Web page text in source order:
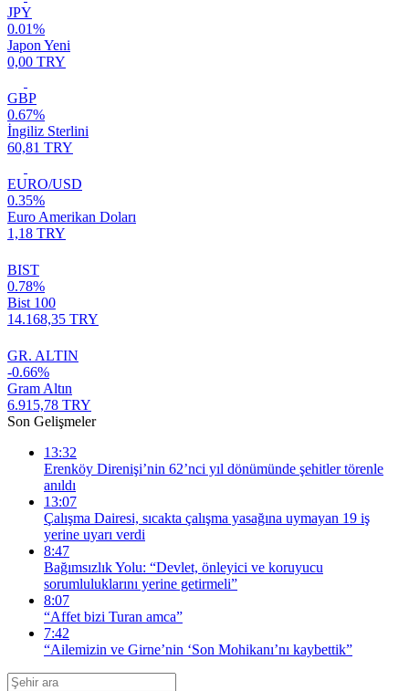
JPY
0.01%
Japon Yeni
0,00 TRY
GBP
0.67%
İngiliz Sterlini
60,81 TRY
EURO/USD
0.35%
Euro Amerikan Doları
1,18 TRY
BIST
0.78%
Bist 100
14.168,35 TRY
GR. ALTIN
-0.66%
Gram Altın
6.915,78 TRY
Son Gelişmeler
13:32
Erenköy Direnişi’nin 62’nci yıl dönümünde şehitler törenle
anıldı
13:07
Çalışma Dairesi, sıcakta çalışma yasağına uymayan 19 iş
yerine uyarı verdi
8:47
Bağımsızlık Yolu: “Devlet, önleyici ve koruyucu
sorumluluklarını yerine getirmeli”
8:07
“Affet bizi Turan amca”
7:42
“Ailemizin ve Girne’nin ‘Son Mohikanı’nı kaybettik”